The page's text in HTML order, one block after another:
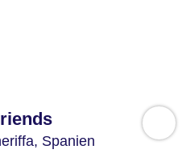
Spanien